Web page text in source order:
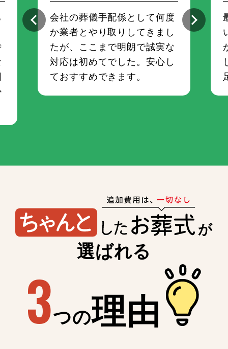
会社の葬儀手配係として何度
か業者とやり取りしてきまし
たが、ここまで明朗で誠実な
対応は初めてでした。安心し
ておすすめできます。
が
選ばれる
3つの理由